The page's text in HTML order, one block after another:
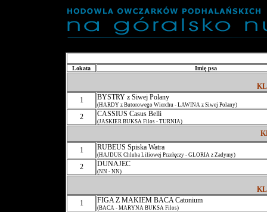
Lokata Imię psa
1
BYSTRY z Siwej Polany
(HARDY z Butorowego Wierchu - LAWINA z Siwej Polany)
2 CASSIUS Casus Belli
(JASKIER BUKSA Filos - TURNIA)
1
RUBEUS Spiska Watra
(HAJDUK Chluba Liliowej Przełęczy - GLORIA z Zadymy)
2 DUNAJEC
(NN - NN)
1
FIGA Z MAKIEM BACA Catonium
(BACA - MARYNA BUKSA Filos)